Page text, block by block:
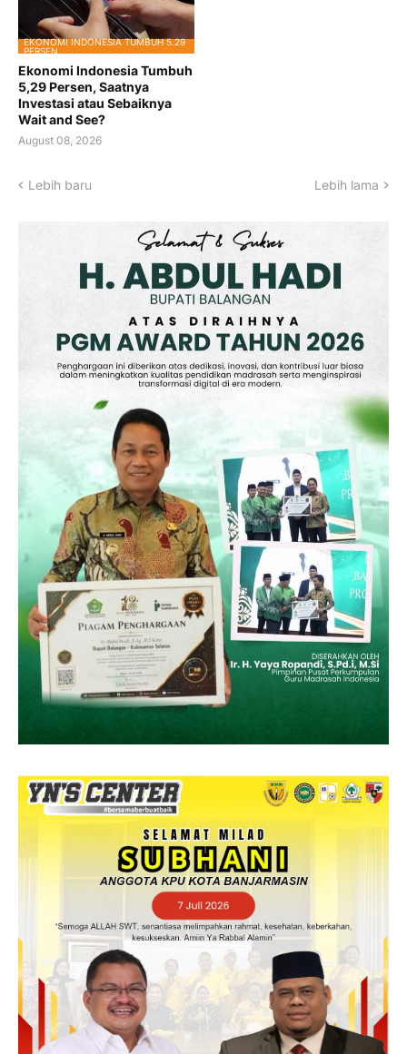
EKONOMI INDONESIA TUMBUH 5.29
PERSEN
Ekonomi Indonesia Tumbuh
5,29 Persen, Saatnya
Investasi atau Sebaiknya
Wait and See?
August 08, 2026
Lebih baru Lebih lama